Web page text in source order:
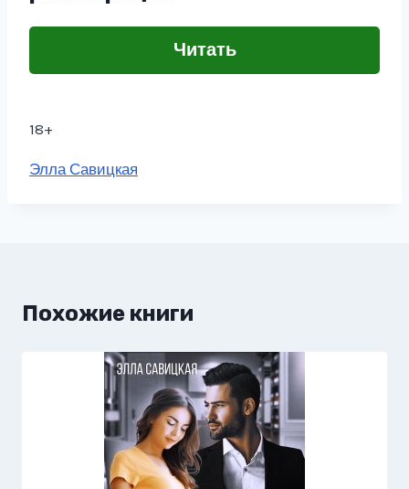
Читать
18+
Метки
Элла Савицкая
Похожие книги